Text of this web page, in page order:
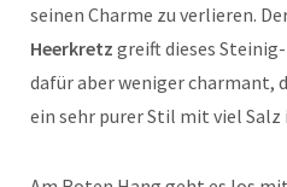
seinen Charme zu verlieren.
Heerkretz greift dieses
dafür aber weniger charmant,
ein sehr purer Stil mit viel Salz